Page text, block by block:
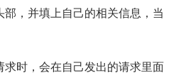
，并填上自己的相关信息，当
时，会在自己发出的请求里面